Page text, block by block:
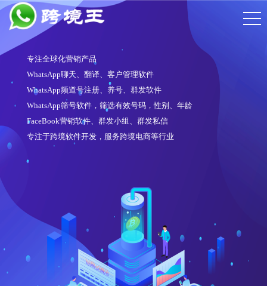
专注全球化营销产品
WhatsApp聊天、翻译、客户管理软件
WhatsApp频道号注册、养号、群发软件
WhatsApp筛号软件，筛选有效号码，性别、年龄
FaceBook营销软件、群发小组、群发私信
专注于跨境软件开发，服务跨境电商等行业